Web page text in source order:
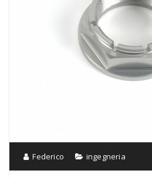
Federico ingegneria